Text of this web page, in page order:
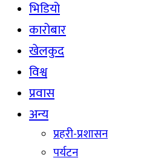
भिडियो
कारोबार
खेलकुद
विश्व
प्रवास
अन्य
प्रहरी-प्रशासन
पर्यटन